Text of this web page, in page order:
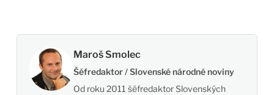
Maroš Smolec
Šéfredaktor / Slovenské národné noviny
Od roku 2011 šéfredaktor Slovenských